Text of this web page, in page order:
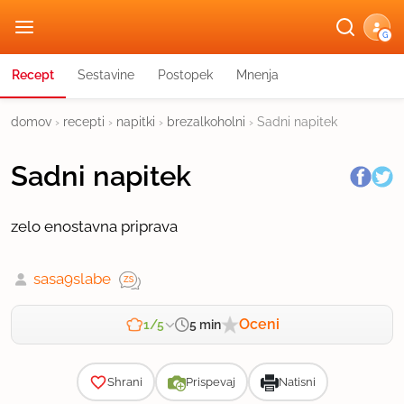
G
Recept Sestavine Postopek Mnenja
domov › recepti › napitki › brezalkoholni › Sadni napitek
Sadni napitek
zelo enostavna priprava
sasa9slabe
1/5 5 min Oceni
Shrani Prispevaj Natisni